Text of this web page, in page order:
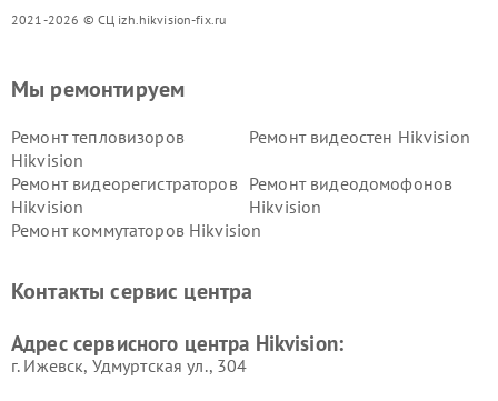
2021-2026 © СЦ izh.hikvision-fix.ru
Мы ремонтируем
Ремонт тепловизоров
Hikvision
Ремонт видеостен Hikvision
Ремонт видеорегистраторов
Hikvision
Ремонт видеодомофонов
Hikvision
Ремонт коммутаторов Hikvision
Контакты сервис центра
Адрес сервисного центра Hikvision:
г. Ижевск, Удмуртская ул., 304